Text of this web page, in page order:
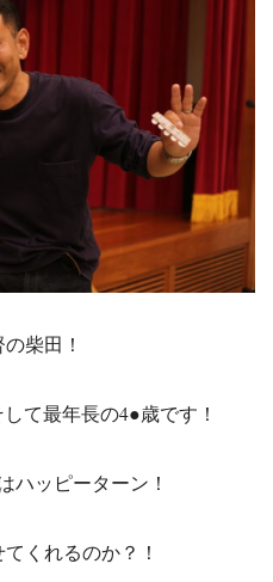
柴田！
て最年長の4●歳です！
ハッピーターン！
くれるのか？！